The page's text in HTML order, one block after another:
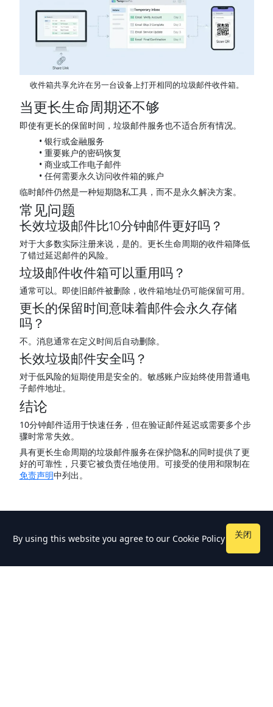
收件箱共享允许在另一台设备上打开相同的垃圾邮件收件箱。
当更长生命周期还不够
即使有更长的保留时间，垃圾邮件服务也不适合所有情况。
银行或金融服务
重要账户的密码恢复
商业或工作电子邮件
任何需要永久访问收件箱的账户
临时邮件仍然是一种短期隐私工具，而不是永久解决方案。
常见问题
长效垃圾邮件比10分钟邮件更好吗？
对于大多数实际注册来说，是的。更长生命周期的收件箱降低
了错过延迟邮件的风险。
垃圾邮件收件箱可以重用吗？
通常可以。即使旧邮件被删除，收件箱地址仍可能保留可用。
更长的保留时间意味着邮件会永久存储
吗？
不。消息通常在定义时间后自动删除。
长效垃圾邮件安全吗？
对于低风险的短期使用是安全的。敏感账户应始终使用普通电
子邮件地址。
结论
10分钟邮件适用于快速任务，但在验证邮件延迟或需要多个步
骤时常常失效。
具有更长生命周期的垃圾邮件服务在保护隐私的同时提供了更
好的可靠性，只要它被负责任地使用。可接受的使用和限制在
免责声明中列出。
By using this website you agree to our Cookie Policy 关闭